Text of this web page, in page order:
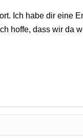
Ich habe dir eine
hoffe, dass wir da